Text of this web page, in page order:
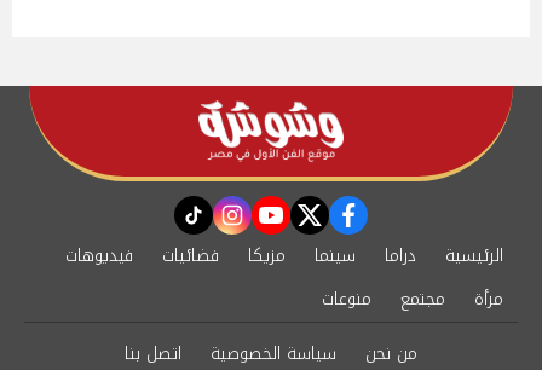
facebook
twitter
youtube
instagram
tiktok
الرئيسية دراما سينما مزيكا فضائيات
فيديوهات
مرأة
مجتمع
منوعات
من نحن
سياسة الخصوصية اتصل بنا